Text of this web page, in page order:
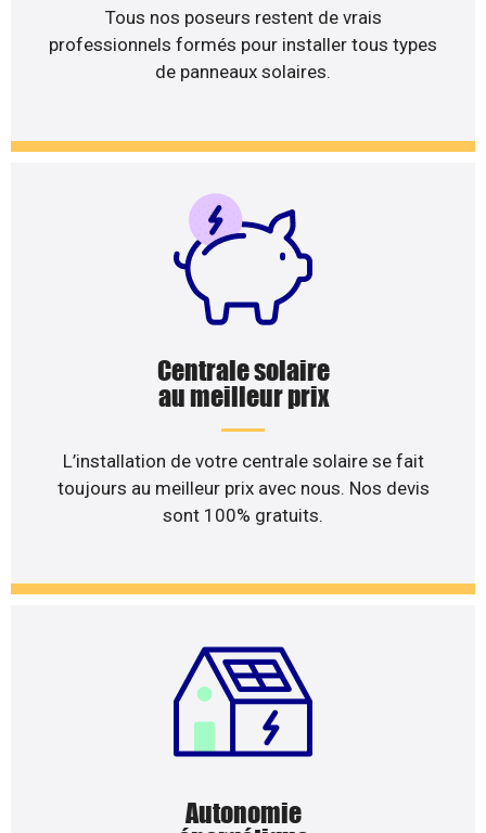
Tous nos poseurs restent de vrais
professionnels formés pour installer tous types
de panneaux solaires.
Centrale solaire
au meilleur prix
L’installation de votre centrale solaire se fait
toujours au meilleur prix avec nous. Nos devis
sont 100% gratuits.
Autonomie